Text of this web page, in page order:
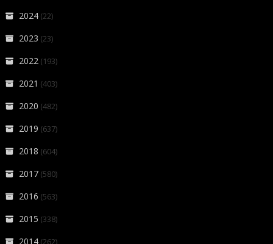
2024 (22)
2023 (23)
2022 (193)
2021 (403)
2020 (482)
2019 (637)
2018 (604)
2017 (580)
2016 (563)
2015 (338)
2014 (262)